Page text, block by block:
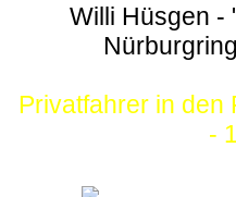
Willi Hüsgen -
Privatfahrer in den
-